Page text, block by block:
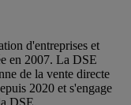
d'entreprises et
en 2007. La DSE
de la vente directe
2020 et s'engage
DSE.